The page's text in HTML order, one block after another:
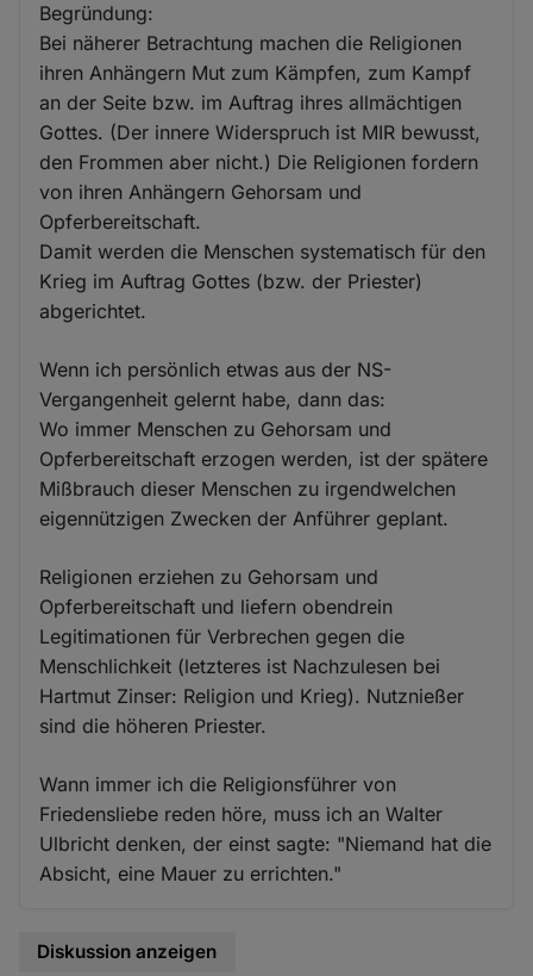
Begründung:
Bei näherer Betrachtung machen die Religionen
ihren Anhängern Mut zum Kämpfen, zum Kampf
an der Seite bzw. im Auftrag ihres allmächtigen
Gottes. (Der innere Widerspruch ist MIR bewusst,
den Frommen aber nicht.) Die Religionen fordern
von ihren Anhängern Gehorsam und
Opferbereitschaft.
Damit werden die Menschen systematisch für den
Krieg im Auftrag Gottes (bzw. der Priester)
abgerichtet.
Wenn ich persönlich etwas aus der NS-
Vergangenheit gelernt habe, dann das:
Wo immer Menschen zu Gehorsam und
Opferbereitschaft erzogen werden, ist der spätere
Mißbrauch dieser Menschen zu irgendwelchen
eigennützigen Zwecken der Anführer geplant.
Religionen erziehen zu Gehorsam und
Opferbereitschaft und liefern obendrein
Legitimationen für Verbrechen gegen die
Menschlichkeit (letzteres ist Nachzulesen bei
Hartmut Zinser: Religion und Krieg). Nutznießer
sind die höheren Priester.
Wann immer ich die Religionsführer von
Friedensliebe reden höre, muss ich an Walter
Ulbricht denken, der einst sagte: "Niemand hat die
Absicht, eine Mauer zu errichten."
Diskussion anzeigen